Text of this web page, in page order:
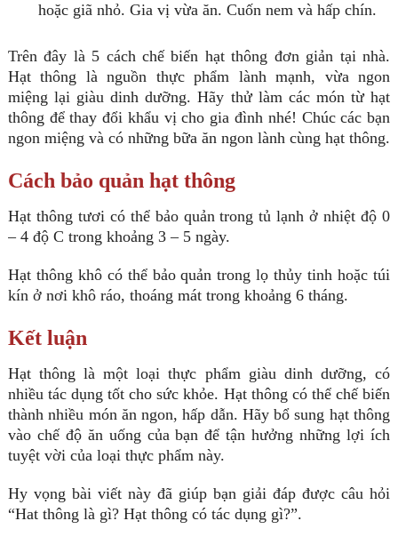
hoặc giã nhỏ. Gia vị vừa ăn. Cuốn nem và hấp chín.
Trên đây là 5 cách chế biến hạt thông đơn giản tại nhà.
Hạt thông là nguồn thực phẩm lành mạnh, vừa ngon
miệng lại giàu dinh dưỡng. Hãy thử làm các món từ hạt
thông để thay đổi khẩu vị cho gia đình nhé! Chúc các bạn
ngon miệng và có những bữa ăn ngon lành cùng hạt thông.
Cách bảo quản hạt thông
Hạt thông tươi có thể bảo quản trong tủ lạnh ở nhiệt độ 0
– 4 độ C trong khoảng 3 – 5 ngày.
Hạt thông khô có thể bảo quản trong lọ thủy tinh hoặc túi
kín ở nơi khô ráo, thoáng mát trong khoảng 6 tháng.
Kết luận
Hạt thông là một loại thực phẩm giàu dinh dưỡng, có
nhiều tác dụng tốt cho sức khỏe. Hạt thông có thể chế biến
thành nhiều món ăn ngon, hấp dẫn. Hãy bổ sung hạt thông
vào chế độ ăn uống của bạn để tận hưởng những lợi ích
tuyệt vời của loại thực phẩm này.
Hy vọng bài viết này đã giúp bạn giải đáp được câu hỏi
“Hat thông là gì? Hạt thông có tác dụng gì?”.